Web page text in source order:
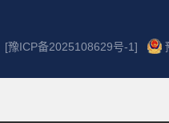
[豫ICP备2025108629号-1]